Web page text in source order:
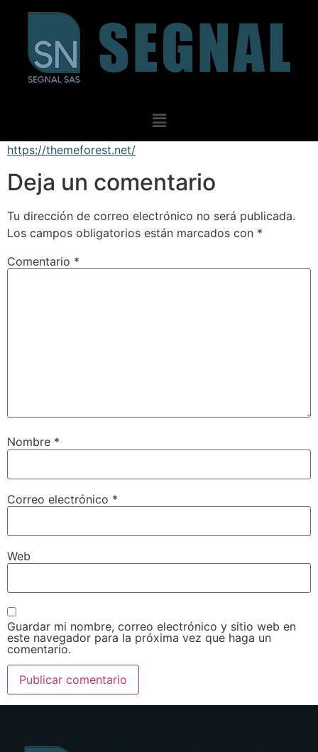
https://themeforest.net/
Deja un comentario
Tu dirección de correo electrónico no será publicada.
Los campos obligatorios están marcados con *
Comentario *
Nombre *
Correo electrónico *
Web
Guardar mi nombre, correo electrónico y sitio web en
este navegador para la próxima vez que haga un
comentario.